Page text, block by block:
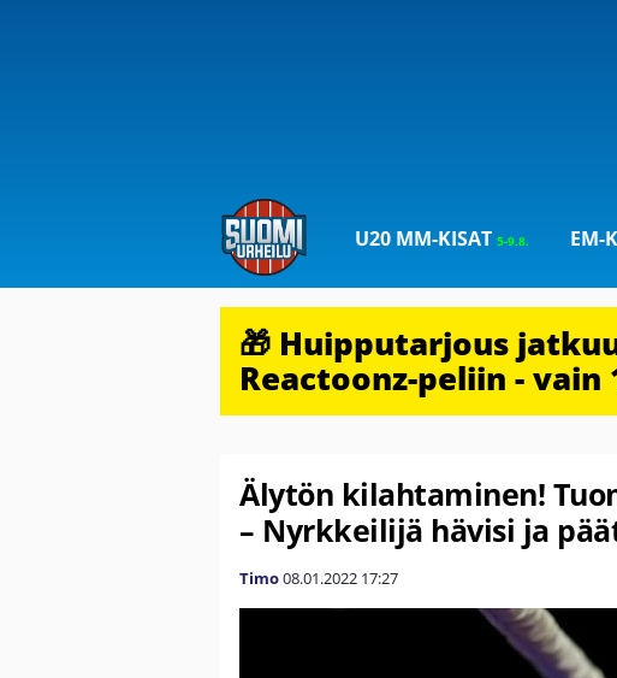
U20 MM-KISAT5-9.8. EM-
🎁 Huipputarjous
Reactoonz-peliin - vain
Älytön kilahtaminen!
– Nyrkkeilijä hävisi ja
Timo08.01.2022 17:27